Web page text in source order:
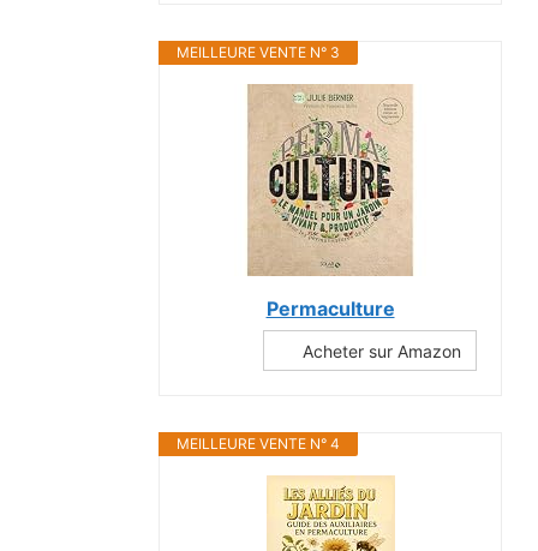
MEILLEURE VENTE N° 3
Permaculture
Acheter sur Amazon
MEILLEURE VENTE N° 4